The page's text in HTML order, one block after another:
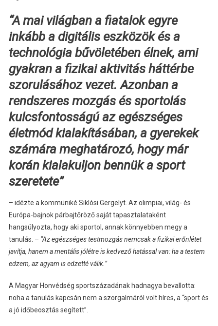
“A mai világban a fiatalok egyre
inkább a digitális eszközök és a
technológia bűvöletében élnek, ami
gyakran a fizikai aktivitás háttérbe
szorulásához vezet. Azonban a
rendszeres mozgás és sportolás
kulcsfontosságú az egészséges
életmód kialakításában, a gyerekek
számára meghatározó, hogy már
korán kialakuljon bennük a sport
szeretete”
– idézte a kommüniké Siklósi Gergelyt. Az olimpiai, világ- és
Európa-bajnok párbajtőröző saját tapasztalataként
hangsúlyozta, hogy aki sportol, annak könnyebben megy a
tanulás. – “Az egészséges testmozgás nemcsak a fizikai erőnlétet
javítja, hanem a mentális jólétre is kedvező hatással van: ha a testem
edzem, az agyam is edzetté válik.”
A Magyar Honvédség sportszázadának hadnagya bevallotta:
noha a tanulás kapcsán nem a szorgalmáról volt híres, a “sport és
a jó időbeosztás segített”.